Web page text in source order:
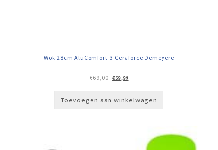
Wok 28cm AluComfort-3 Ceraforce Demeyere
€69,00
Oorspronkelijke
prijs
€59,99Huidige
prijs
Toevoegen aan winkelwagen